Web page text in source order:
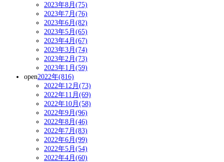
2023年8月(75)
2023年7月(76)
2023年6月(82)
2023年5月(65)
2023年4月(67)
2023年3月(74)
2023年2月(73)
2023年1月(59)
open2022年(816)
2022年12月(73)
2022年11月(69)
2022年10月(58)
2022年9月(96)
2022年8月(46)
2022年7月(83)
2022年6月(99)
2022年5月(54)
2022年4月(60)